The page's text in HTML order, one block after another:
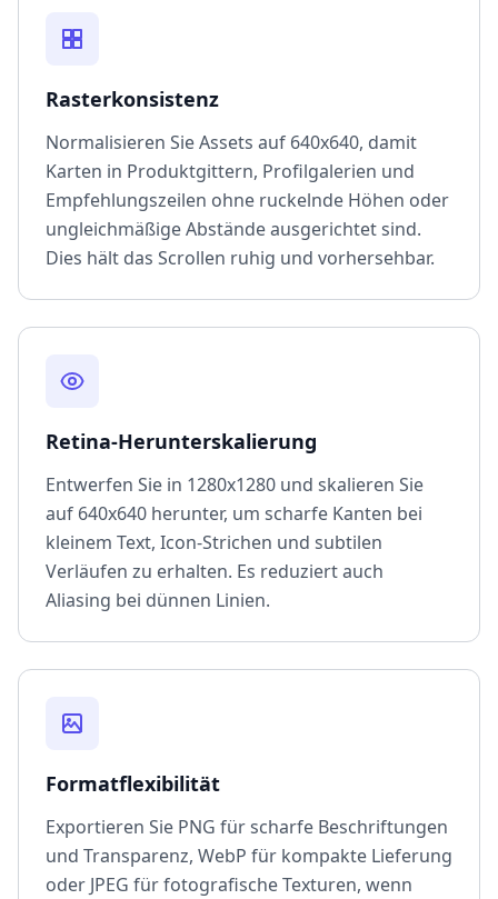
Rasterkonsistenz
Normalisieren Sie Assets auf 640x640, damit
Karten in Produktgittern, Profilgalerien und
Empfehlungszeilen ohne ruckelnde Höhen oder
ungleichmäßige Abstände ausgerichtet sind.
Dies hält das Scrollen ruhig und vorhersehbar.
Retina-Herunterskalierung
Entwerfen Sie in 1280x1280 und skalieren Sie
auf 640x640 herunter, um scharfe Kanten bei
kleinem Text, Icon-Strichen und subtilen
Verläufen zu erhalten. Es reduziert auch
Aliasing bei dünnen Linien.
Formatflexibilität
Exportieren Sie PNG für scharfe Beschriftungen
und Transparenz, WebP für kompakte Lieferung
oder JPEG für fotografische Texturen, wenn